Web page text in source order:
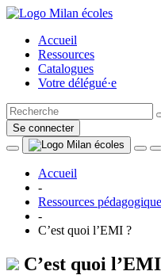
Accueil
Ressources
Catalogues
Votre délégué·e
Se connecter
Accueil
-
Ressources
-
C’est quoi l’EMI ?
C’est quoi